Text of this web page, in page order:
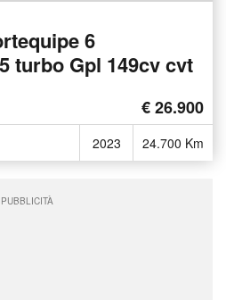
6
turbo Gpl 149cv cvt
€ 26.900
2023 24.700 Km
PUBBLICITÀ